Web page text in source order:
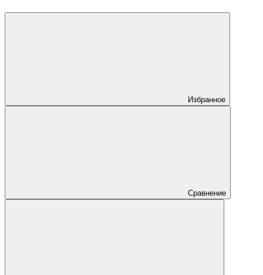
Избранное
Сравнение